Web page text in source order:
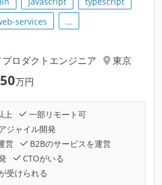
services …
ロダクトエンジニア
東京
万円
上
一部リモート可
ジャイル開発
営
B2Bのサービスを運営
CTOがいる
受けられる